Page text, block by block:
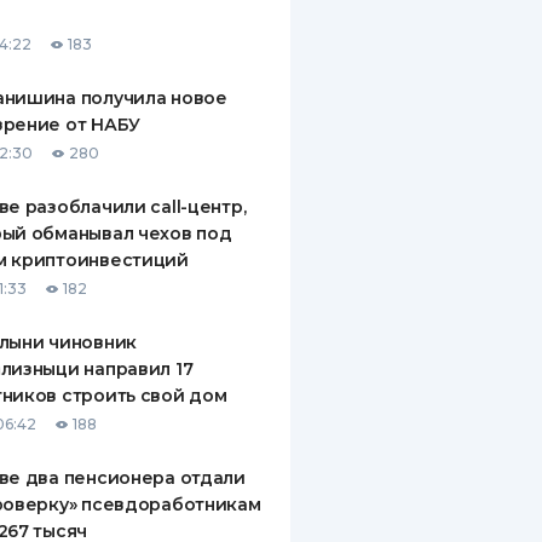
ПО
ПОЛИСЫ
КОМПАНИИ
О СТРАХОВЫХ
183
получила новое
от НАБУ
280
разоблачили call-центр,
обманывал чехов под
криптоинвестиций
182
чиновник
направил 17
строить свой дом
188
два пенсионера отдали
псевдоработникам
тысяч